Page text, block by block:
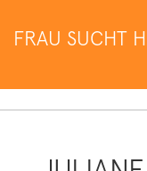
FRAU SUCHT